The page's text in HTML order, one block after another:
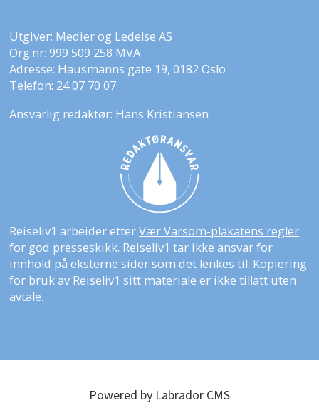
Utgiver: Medier og Ledelse AS
Org.nr: 999 509 258 MVA
Adresse: Hausmanns gate 19, 0182 Oslo
Telefon: 24 07 70 07
Ansvarlig redaktør: Hans Kristiansen
Reiseliv1 arbeider etterVær Varsom-plakatens regler
for god presseskikk. Reiseliv1 tar ikke ansvar for
innhold på eksterne sider som det lenkes til. Kopiering
for bruk av Reiseliv1 sitt materiale er ikke tillatt uten
avtale.
Powered by Labrador CMS